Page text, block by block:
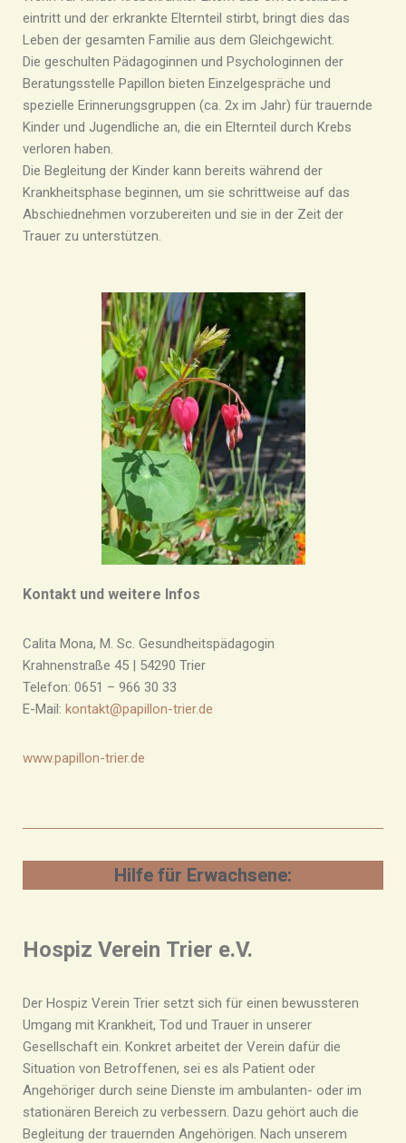
eintritt und der erkrankte Elternteil stirbt, bringt dies das
Leben der gesamten Familie aus dem Gleichgewicht.
Die geschulten Pädagoginnen und Psychologinnen der
Beratungsstelle Papillon bieten Einzelgespräche und
spezielle Erinnerungsgruppen (ca. 2x im Jahr) für trauernde
Kinder und Jugendliche an, die ein Elternteil durch Krebs
verloren haben.
Die Begleitung der Kinder kann bereits während der
Krankheitsphase beginnen, um sie schrittweise auf das
Abschiednehmen vorzubereiten und sie in der Zeit der
Trauer zu unterstützen.
Kontakt und weitere Infos
Calita Mona, M. Sc. Gesundheitspädagogin
Krahnenstraße 45 | 54290 Trier
Telefon: 0651 – 966 30 33
E-Mail: kontakt@papillon-trier.de
www.papillon-trier.de
Hilfe für Erwachsene:
Hospiz Verein Trier e.V.
Der Hospiz Verein Trier setzt sich für einen bewussteren
Umgang mit Krankheit, Tod und Trauer in unserer
Gesellschaft ein. Konkret arbeitet der Verein dafür die
Situation von Betroffenen, sei es als Patient oder
Angehöriger durch seine Dienste im ambulanten- oder im
stationären Bereich zu verbessern. Dazu gehört auch die
Begleitung der trauernden Angehörigen. Nach unserem